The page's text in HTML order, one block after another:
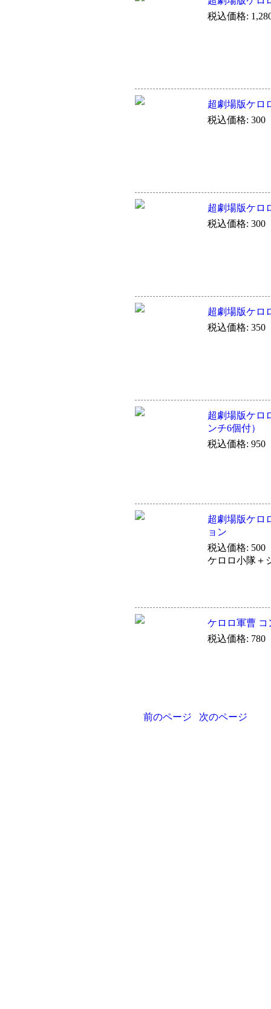
税込価格:
超劇場版ケロ
税込価格: 300
超劇場版ケロ
税込価格: 300
超劇場版ケロ
税込価格: 350
超劇場版ケロ
ンチ6個付）
税込価格: 950
超劇場版ケロ
ョン
税込価格: 500
ケロロ小隊＋
ケロロ軍曹
税込価格: 780
前のページ 次のページ